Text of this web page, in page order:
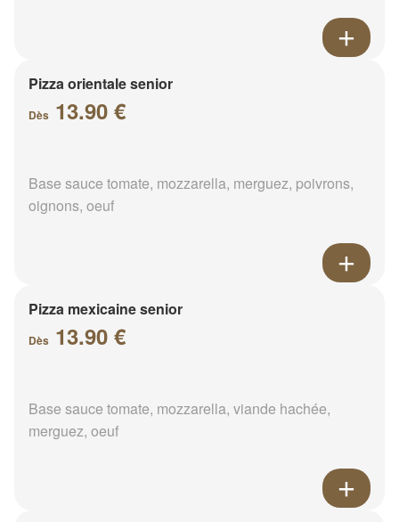
Pizza orientale senior
Dès 13.90 €
Base sauce tomate, mozzarella, merguez, poivrons,
oignons, oeuf
Pizza mexicaine senior
Dès 13.90 €
Base sauce tomate, mozzarella, viande hachée,
merguez, oeuf